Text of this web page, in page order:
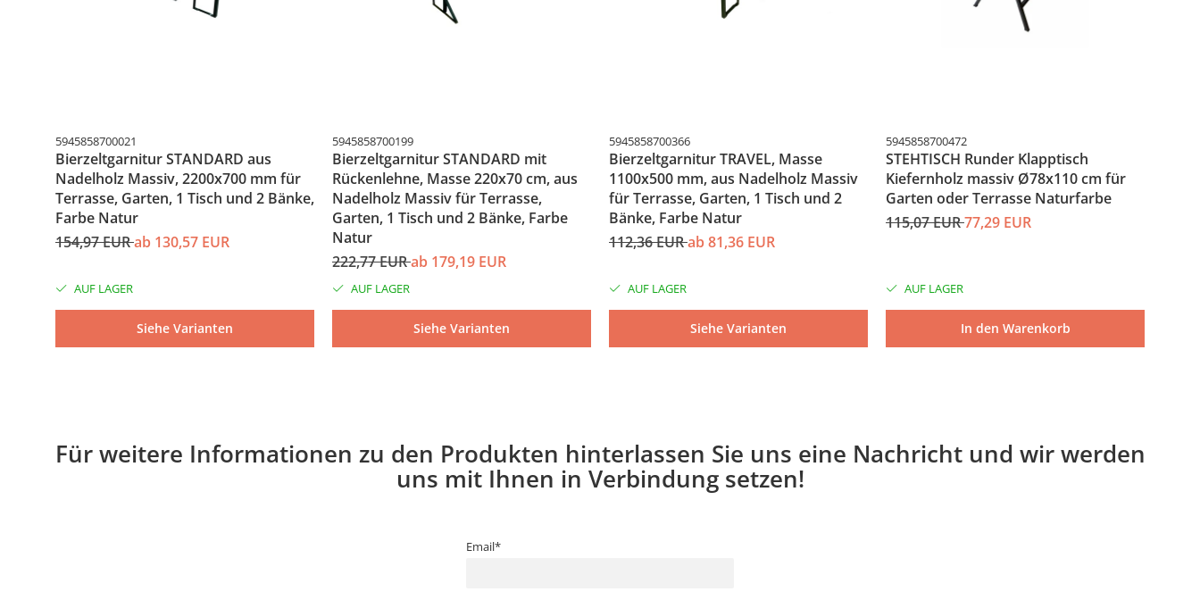
5945858700021
Bierzeltgarnitur STANDARD aus
Nadelholz Massiv, 2200x700 mm für
Terrasse, Garten, 1 Tisch und 2 Bänke,
Farbe Natur
154,97 EURab 130,57 EUR
AUF LAGER
Siehe Varianten
5945858700199
Bierzeltgarnitur STANDARD mit
Rückenlehne, Masse 220x70 cm, aus
Nadelholz Massiv für Terrasse,
Garten, 1 Tisch und 2 Bänke, Farbe
Natur
222,77 EURab 179,19 EUR
AUF LAGER
Siehe Varianten
5945858700366
Bierzeltgarnitur TRAVEL, Masse
1100x500 mm, aus Nadelholz Massiv
für Terrasse, Garten, 1 Tisch und 2
Bänke, Farbe Natur
112,36 EURab 81,36 EUR
AUF LAGER
Siehe Varianten
5945858700472
STEHTISCH Runder Klapptisch
Kiefernholz massiv Ø78x110 cm für
Garten oder Terrasse Naturfarbe
115,07 EUR77,29 EUR
AUF LAGER
In den Warenkorb
Für weitere Informationen zu den Produkten hinterlassen Sie uns eine Nachricht und wir werden
uns mit Ihnen in Verbindung setzen!
Email*